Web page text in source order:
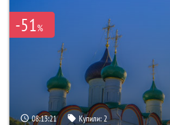
-51%
08:13:20 Купили:2